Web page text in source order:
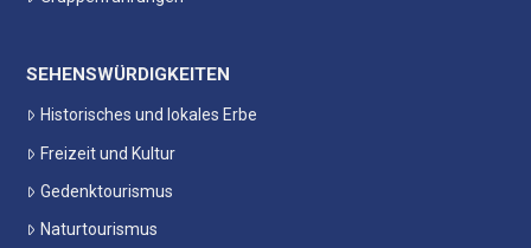
SEHENSWÜRDIGKEITEN
Historisches und lokales Erbe
Freizeit und Kultur
Gedenktourismus
Naturtourismus